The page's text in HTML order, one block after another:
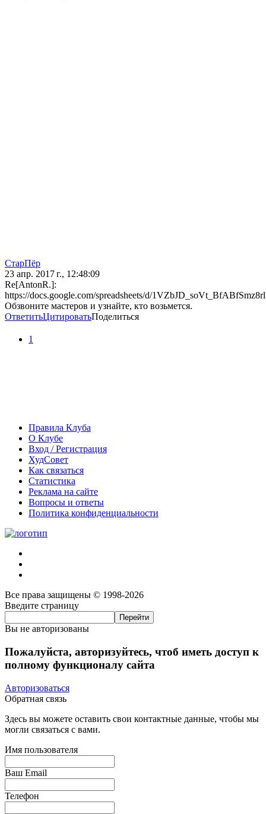
СтарПёр
23 апр. 2017 г., 12:48:09
Re[AntonR.]:
https://docs.google.com/spreadsheets/d/
Обзвоните мастеров и узнайте, кто возьмется.
ОтветитьЦитироватьПоделиться
1
Правила Клуба
О Клубе
Вход / Регистрация
ХудСовет
Как связаться
Статистика
Реклама на сайте
Вопросы и ответы
Политика конфиденциальности
Все права защищены © 1998-2026
Введите страницу
Вы не авторизованы
Пожалуйста, авторизуйтесь, чтоб иметь доступ к
полному функционалу сайта
Авторизоваться
Обратная связь
Здесь вы можете оставить свои контактные данные, чтобы мы
могли связаться с вами.
Имя пользователя
Ваш Email
Телефон